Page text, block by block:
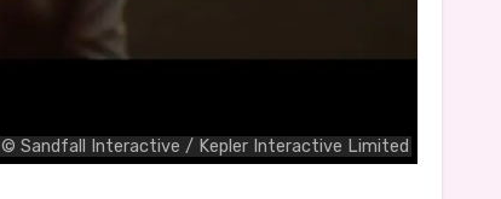
© Sandfall Interactive / Kepler Interactive Limited